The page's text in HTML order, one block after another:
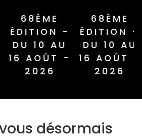
68ÈME
ÉDITION -
DU 10 AU
AOÛT -
2026
68ÈME
ÉDITION -
DU 10 AU
16 AOÛT -
2026
désormais